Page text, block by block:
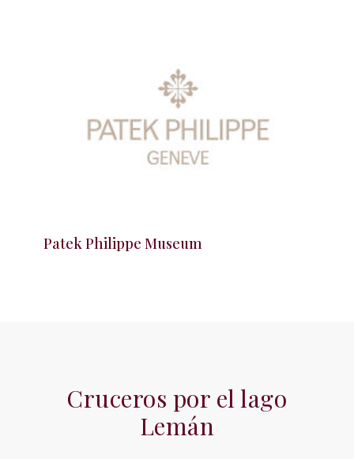
Patek Philippe Museum
Cruceros por el lago
Lemán